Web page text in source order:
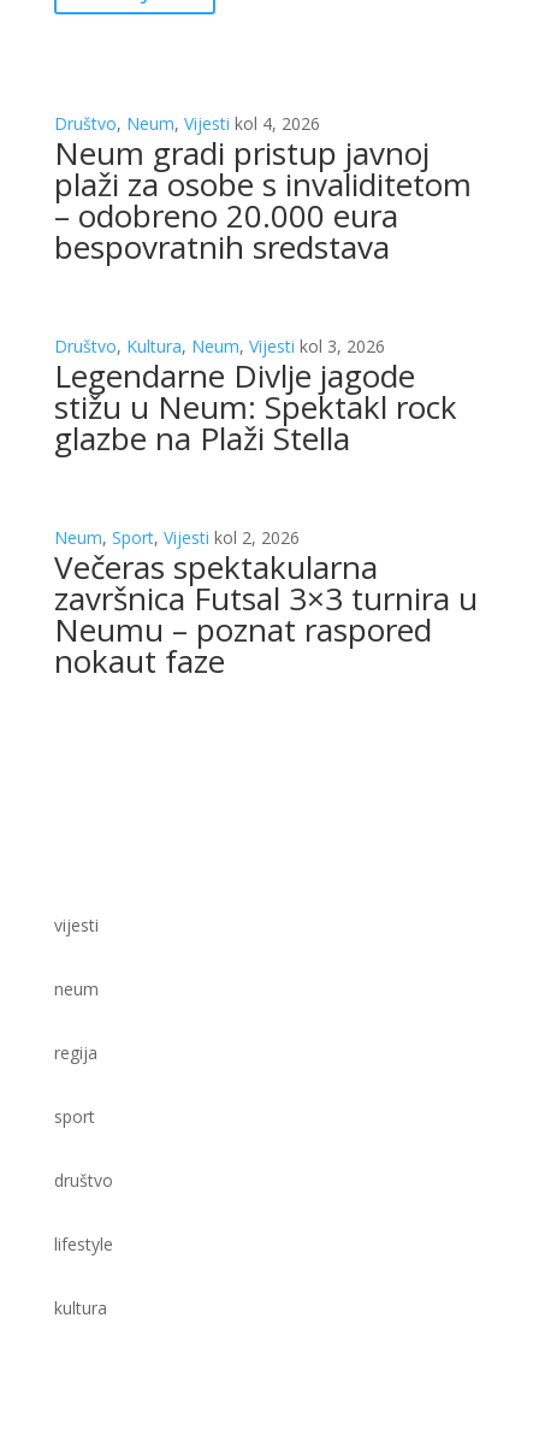
Društvo, Neum, Vijesti kol 4, 2026
Neum gradi pristup javnoj
plaži za osobe s invaliditetom
– odobreno 20.000 eura
bespovratnih sredstava
Društvo, Kultura, Neum, Vijesti kol 3, 2026
Legendarne Divlje jagode
stižu u Neum: Spektakl rock
glazbe na Plaži Stella
Neum, Sport, Vijesti kol 2, 2026
Večeras spektakularna
završnica Futsal 3×3 turnira u
Neumu – poznat raspored
nokaut faze
vijesti
neum
regija
sport
društvo
lifestyle
kultura